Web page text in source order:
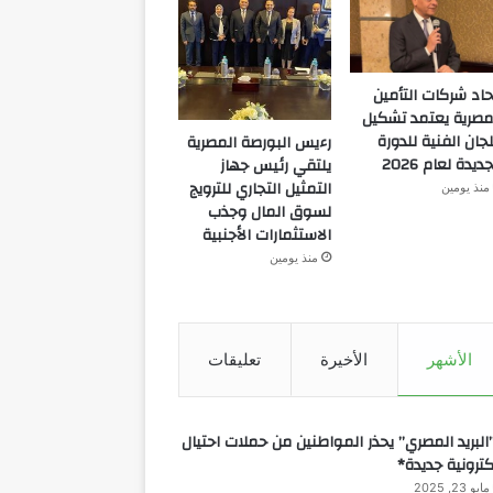
شركات التأمين
يعتمد تشكيل
الفنية للدورة
لعام 2026
منذ يومين
رءيس البورصة المصرية
يلتقي رئيس جهاز
التمثيل التجاري للترويج
لسوق المال وجذب
الاستثمارات الأجنبية
منذ يومين
الأشهر الأخيرة تعليقات
المصري” يحذر المواطنين من حملات احتيال
جديدة*
مايو 23, 2025